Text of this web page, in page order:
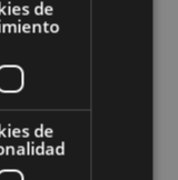
grupo
comisiones
municipal
de
de